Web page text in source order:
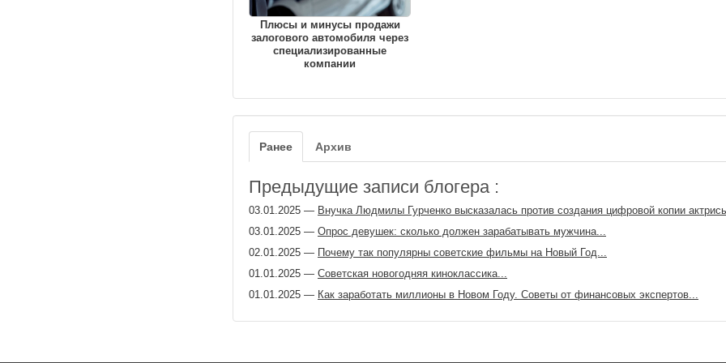
Плюсы и минусы продажи
залогового автомобиля через
специализированные
компании
Ранее Архив
Предыдущие записи блогера :
03.01.2025 — Внучка Людмилы Гурченко высказалась против создания цифровой копии
03.01.2025 — Опрос девушек: сколько должен зарабатывать мужчина...
02.01.2025 — Почему так популярны советские фильмы на Новый Год...
01.01.2025 — Советская новогодняя киноклассика...
01.01.2025 — Как заработать миллионы в Новом Году. Советы от финансовых экспертов...